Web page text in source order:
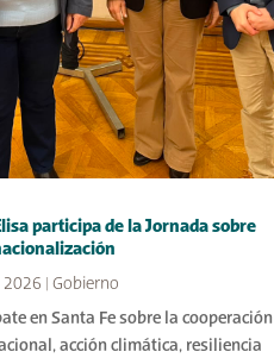
participa de la Jornada sobre
2026
Gobierno
en Santa Fe sobre la cooperación
acción climática, resiliencia